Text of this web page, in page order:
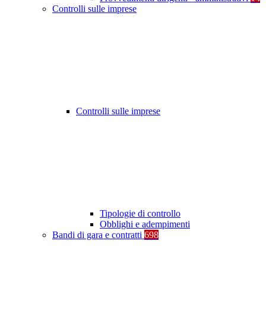
Controlli sulle imprese
Controlli sulle imprese
Tipologie di controllo
Obblighi e adempimenti
Bandi di gara e contratti 698